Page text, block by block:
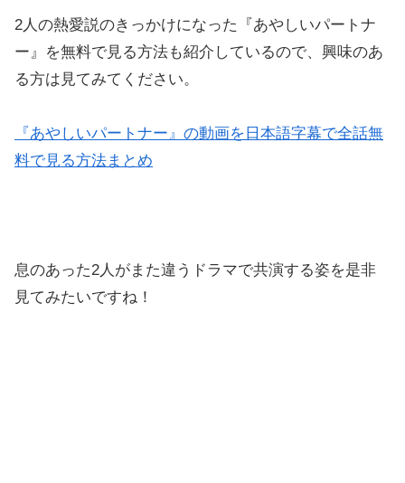
2人の熱愛説のきっかけになった『あやしいパートナ
ー』を無料で見る方法も紹介しているので、興味のあ
る方は見てみてください。
『あやしいパートナー』の動画を日本語字幕で全話無
料で見る方法まとめ
息のあった2人がまた違うドラマで共演する姿を是非
見てみたいですね！